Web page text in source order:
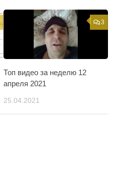
3
Топ видео за неделю 12
апреля 2021
25.04.2021